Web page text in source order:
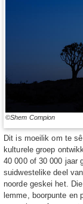
©Shem Compion
Dit is moeilik om te
kulturele groep
40 000 of 30 000 jaar
suidwestelike deel
noorde geskei het.
lemme, boorpunte en